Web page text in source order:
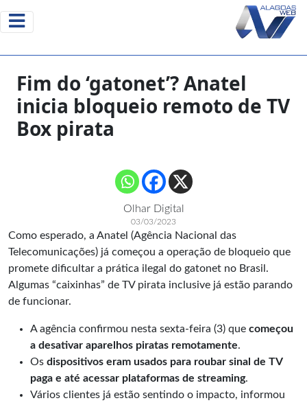
Fim do ‘gatonet’? Anatel
inicia bloqueio remoto de TV
Box pirata
Olhar Digital
03/03/2023
Como esperado, a Anatel (Agência Nacional das
Telecomunicações) já começou a operação de bloqueio que
promete dificultar a prática ilegal do gatonet no Brasil.
Algumas “caixinhas” de TV pirata inclusive já estão parando
de funcionar.
A agência confirmou nesta sexta-feira (3) que começou
a desativar aparelhos piratas remotamente.
Os dispositivos eram usados para roubar sinal de TV
paga e até acessar plataformas de streaming.
Vários clientes já estão sentindo o impacto, informou